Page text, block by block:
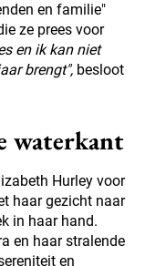
en familie"
ze prees voor
en ik kan niet
brengt", besloot
waterkant
Hurley voor
haar gezicht naar
in haar hand.
en haar stralende
en